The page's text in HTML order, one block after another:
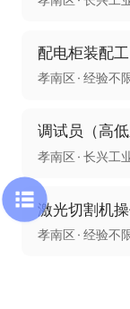
配电柜装配
孝南区 经验不
调试员（高
孝南区 长兴工
激光切割机
孝南区 经验不